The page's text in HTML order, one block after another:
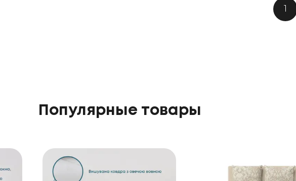
1
Популярные товары